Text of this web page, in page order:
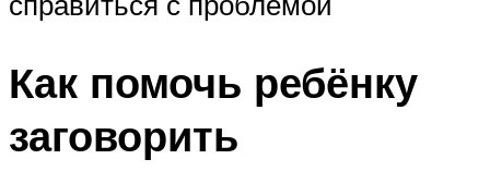
Как помочь ребёнку
заговорить